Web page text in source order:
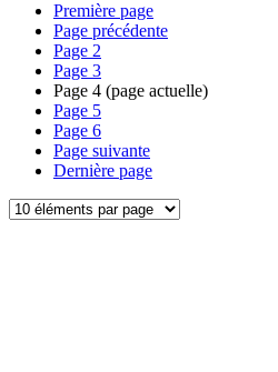
Première page
Page précédente
Page 2
Page 3
Page 4 (page actuelle)
Page 5
Page 6
Page suivante
Dernière page